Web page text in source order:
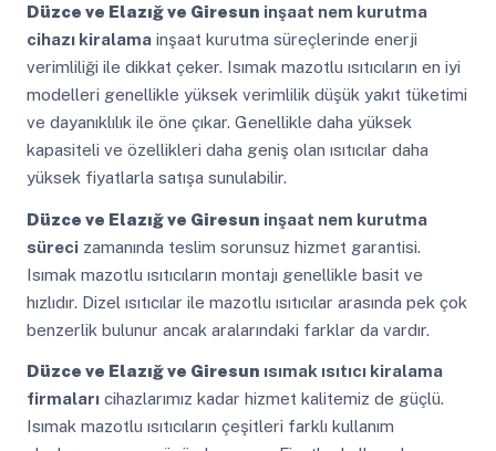
Düzce ve Elazığ ve Giresun inşaat nem kurutma
cihazı kiralamainşaat kurutma süreçlerinde enerji
verimliliği ile dikkat çeker. Isımak mazotlu ısıtıcıların en iyi
modelleri genellikle yüksek verimlilik düşük yakıt tüketimi
ve dayanıklılık ile öne çıkar. Genellikle daha yüksek
kapasiteli ve özellikleri daha geniş olan ısıtıcılar daha
yüksek fiyatlarla satışa sunulabilir.
Düzce ve Elazığ ve Giresun inşaat nem kurutma
sürecizamanında teslim sorunsuz hizmet garantisi.
Isımak mazotlu ısıtıcıların montajı genellikle basit ve
hızlıdır. Dizel ısıtıcılar ile mazotlu ısıtıcılar arasında pek çok
benzerlik bulunur ancak aralarındaki farklar da vardır.
Düzce ve Elazığ ve Giresun ısımak ısıtıcı kiralama
firmalarıcihazlarımız kadar hizmet kalitemiz de güçlü.
Isımak mazotlu ısıtıcıların çeşitleri farklı kullanım